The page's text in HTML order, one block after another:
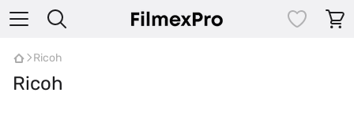
Ricoh
Ricoh